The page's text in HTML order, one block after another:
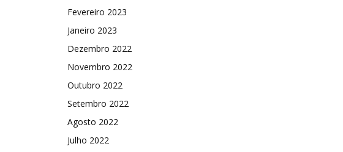
Fevereiro 2023
Janeiro 2023
Dezembro 2022
Novembro 2022
Outubro 2022
Setembro 2022
Agosto 2022
Julho 2022